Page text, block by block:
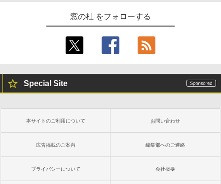
bデザイン入門講座［第2版］
非エンジニア 初心者 素人 でも安心 使い
方 マニュアル AI副業にもコンテンツ作成
にもKindle出版にも！ 非エンジニアのた
￥99
AIイラスト表現辞典: 思い通りの絵を引き
￥480
Kindle Paperwhite シグニチャーエディ
るさ自動調整、色調調節ライト、12週間
持続バッテリー、広告なし、メタリック
ブラック
￥27,980
ンチディスプレイ、色調調節ライト、12
週間持続バッテリー、広告なし、ブラッ
Amazon Kindle Colorsoft | 16GBストレ
ージ、防水、7インチカラーディスプレ
窓の杜 をフォローする
Special Site
本サイトのご利用について お問い合わせ
広告掲載のご案内 編集部へのご連絡
プライバシーについて 会社概要